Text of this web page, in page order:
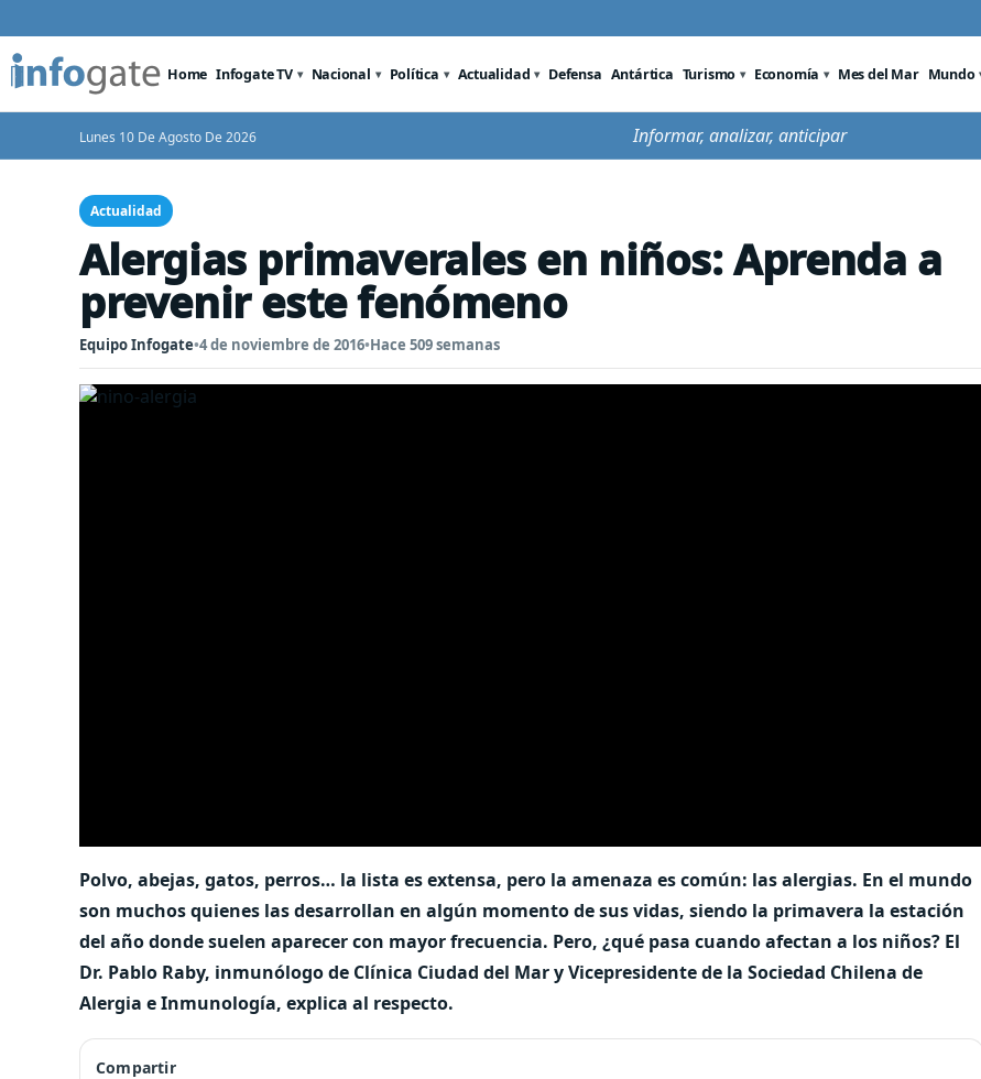
Home Infogate TV Nacional Política Actualidad Defensa Antártica Turismo Economía Mes del Mar Mundo
Lunes 10 De Agosto De 2026 Informar, analizar, anticipar
Actualidad
Alergias primaverales en niños: Aprenda a
prevenir este fenómeno
Equipo Infogate•4 de noviembre de 2016•Hace 509 semanas
Polvo, abejas, gatos, perros… la lista es extensa, pero la amenaza es común: las alergias. En el mundo
son muchos quienes las desarrollan en algún momento de sus vidas, siendo la primavera la estación
del año donde suelen aparecer con mayor frecuencia. Pero, ¿qué pasa cuando afectan a los niños? El
Dr. Pablo Raby, inmunólogo de Clínica Ciudad del Mar y Vicepresidente de la Sociedad Chilena de
Alergia e Inmunología, explica al respecto.
Compartir